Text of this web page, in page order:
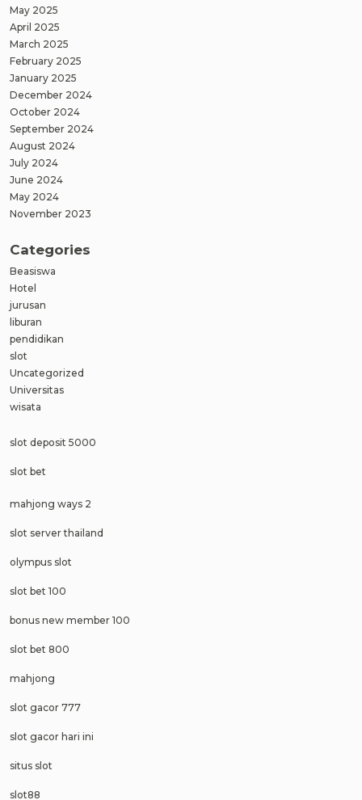
May 2025
April 2025
March 2025
February 2025
January 2025
December 2024
October 2024
September 2024
August 2024
July 2024
June 2024
May 2024
November 2023
Categories
Beasiswa
Hotel
jurusan
liburan
pendidikan
slot
Uncategorized
Universitas
wisata
slot deposit 5000
slot bet
mahjong ways 2
slot server thailand
olympus slot
slot bet 100
bonus new member 100
slot bet 800
mahjong
slot gacor 777
slot gacor hari ini
situs slot
slot88